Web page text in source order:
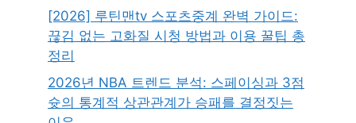
[2026] 루틴맨tv 스포츠중계 완벽 가이드:
끊김 없는 고화질 시청 방법과 이용 꿀팁 총
정리
2026년 NBA 트렌드 분석: 스페이싱과 3점
슛의 통계적 상관관계가 승패를 결정짓는